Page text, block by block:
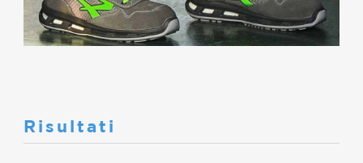
Risultati